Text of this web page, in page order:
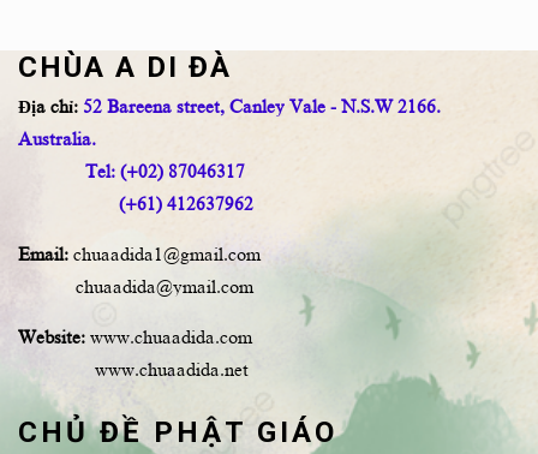
CHÙA A DI ĐÀ
Địa chỉ: 52 Bareena street, Canley Vale - N.S.W 2166.
Australia.
Tel: (+02) 87046317
(+61) 412637962
Email: chuaadida1@gmail.com
chuaadida@ymail.com
Website: www.chuaadida.com
www.chuaadida.net
CHỦ ĐỀ PHẬT GIÁO